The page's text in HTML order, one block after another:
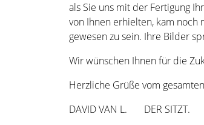
als Sie uns mit der Fertigung
von Ihnen erhielten, kam noch
gewesen zu sein. Ihre Bilder
Wir wünschen Ihnen für die
Herzliche Grüße vom
DAVID VAN L. DER SITZT.